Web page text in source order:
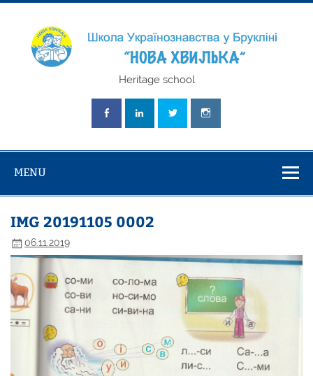
Skip
"Нова
Heritage school
MENU
IMG 20191105 0002
06.11.2019